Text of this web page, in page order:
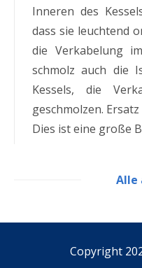
Inneren des
dass sie leuchtend
die Verkabelung
schmolz auch die
Kessels, die
geschmolzen.
Dies ist eine große
Alle
Copyright